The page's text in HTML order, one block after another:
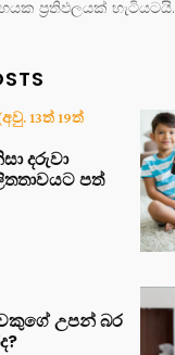
ප්‍රතිඵලයක් හැටියටයි.
13ත් 19ත්
දරුවා
පත්
උපන් බර